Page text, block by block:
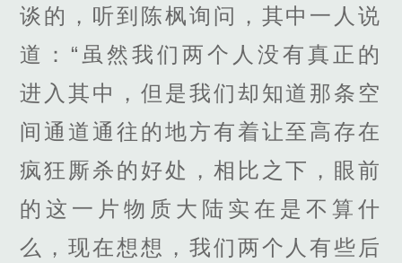
谈的，听到陈枫询问，其中一人说
道：“虽然我们两个人没有真正的
进入其中，但是我们却知道那条空
间通道通往的地方有着让至高存在
疯狂厮杀的好处，相比之下，眼前
的这一片物质大陆实在是不算什
么，现在想想，我们两个人有些后